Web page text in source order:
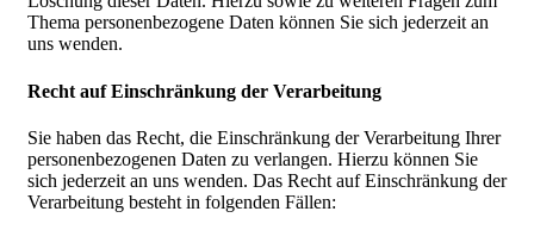
Thema personenbezogene Daten können Sie sich jederzeit an
uns wenden.
Recht auf Einschränkung der Verarbeitung
Sie haben das Recht, die Einschränkung der Verarbeitung Ihrer
personenbezogenen Daten zu verlangen. Hierzu können Sie
sich jederzeit an uns wenden. Das Recht auf Einschränkung der
Verarbeitung besteht in folgenden Fällen: